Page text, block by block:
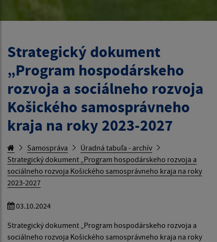
Strategický dokument
„Program hospodárskeho
rozvoja a sociálneho rozvoja
Košického samosprávneho
kraja na roky 2023-2027
Samospráva
Úradná tabuľa - archív
Strategický dokument „Program hospodárskeho rozvoja a
sociálneho rozvoja Košického samosprávneho kraja na roky
2023-2027
03.10.2024
Strategický dokument „Program hospodárskeho rozvoja a
sociálneho rozvoja Košického samosprávneho kraja na roky